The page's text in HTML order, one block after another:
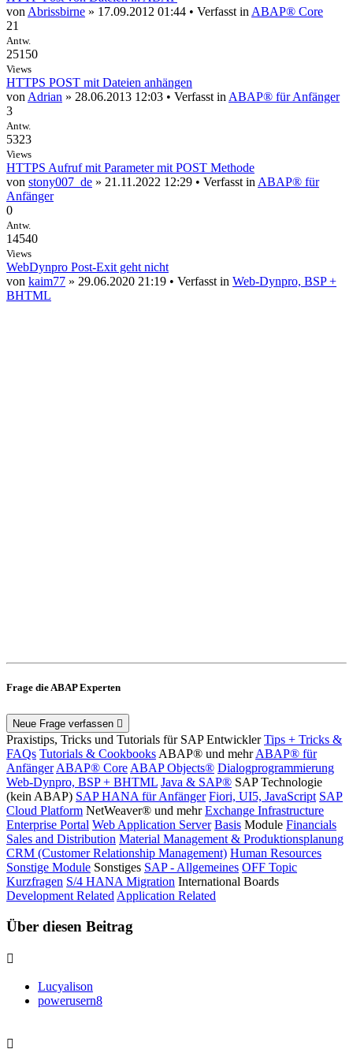
von Abrissbirne » 17.09.2012 01:44 • Verfasst in ABAP® Core
21
Antw.
25150
Views
HTTPS POST mit Dateien anhängen
von Adrian » 28.06.2013 12:03 • Verfasst in ABAP® für Anfänger
3
Antw.
5323
Views
HTTPS Aufruf mit Parameter mit POST Methode
von stony007_de » 21.11.2022 12:29 • Verfasst in ABAP® für
Anfänger
0
Antw.
14540
Views
WebDynpro Post-Exit geht nicht
von kaim77 » 29.06.2020 21:19 • Verfasst in Web-Dynpro, BSP +
BHTML
Frage die ABAP Experten
Neue Frage verfassen
Praxistips, Tricks und Tutorials für SAP Entwickler Tips + Tricks &
FAQs Tutorials & Cookbooks ABAP® und mehr ABAP® für
Anfänger ABAP® Core ABAP Objects® Dialogprogrammierung
Web-Dynpro, BSP + BHTML Java & SAP® SAP Technologie
(kein ABAP) SAP HANA für Anfänger Fiori, UI5, JavaScript SAP
Cloud Platform NetWeaver® und mehr Exchange Infrastructure
Enterprise Portal Web Application Server Basis Module Financials
Sales and Distribution Material Management & Produktionsplanung
CRM (Customer Relationship Management) Human Resources
Sonstige Module Sonstiges SAP - Allgemeines OFF Topic
Kurzfragen S/4 HANA Migration International Boards
Development Related Application Related
Über diesen Beitrag
Lucyalison
powerusern8